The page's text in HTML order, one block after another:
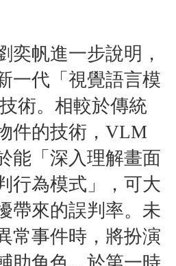
奕帆進一步說明，
一代「視覺語言模
術。相較於傳統
件的技術，VLM
能「深入理解畫面
行為模式」，可大
帶來的誤判率。未
常事件時，將扮演